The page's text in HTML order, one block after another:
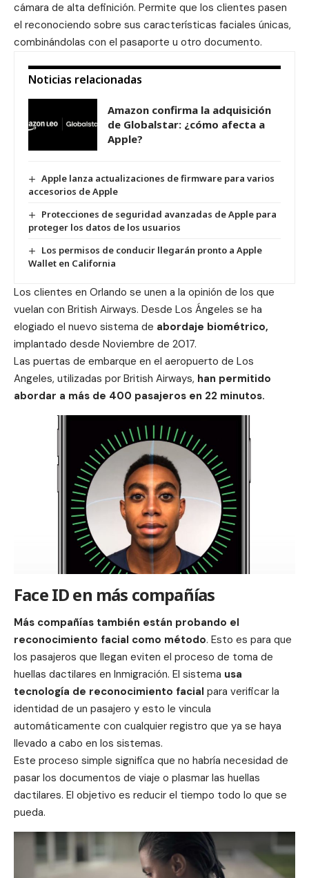
cámara de alta definición. Permite que los clientes pasen
el reconociendo sobre sus características faciales únicas,
combinándolas con el pasaporte u otro documento.
Noticias relacionadas
Amazon confirma la adquisición
de Globalstar: ¿cómo afecta a
Apple?
Apple lanza actualizaciones de firmware para varios
accesorios de Apple
Protecciones de seguridad avanzadas de Apple para
proteger los datos de los usuarios
Los permisos de conducir llegarán pronto a Apple
Wallet en California
Los clientes en Orlando se unen a la opinión de los que
vuelan con British Airways. Desde Los Ángeles se ha
elogiado el nuevo sistema de abordaje biométrico,
implantado desde Noviembre de 2017.
Las puertas de embarque en el aeropuerto de Los
Angeles, utilizadas por British Airways, han permitido
abordar a más de 400 pasajeros en 22 minutos.
Face ID en más compañías
Más compañías también están probando el
reconocimiento facial como método. Esto es para que
los pasajeros que llegan eviten el proceso de toma de
huellas dactilares en Inmigración. El sistema usa
tecnología de reconocimiento facial para verificar la
identidad de un pasajero y esto le vincula
automáticamente con cualquier registro que ya se haya
llevado a cabo en los sistemas.
Este proceso simple significa que no habría necesidad de
pasar los documentos de viaje o plasmar las huellas
dactilares. El objetivo es reducir el tiempo todo lo que se
pueda.